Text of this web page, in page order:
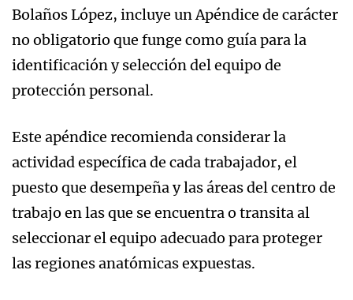
Bolaños López, incluye un Apéndice de carácter
no obligatorio que funge como guía para la
identificación y selección del equipo de
protección personal.
Este apéndice recomienda considerar la
actividad específica de cada trabajador, el
puesto que desempeña y las áreas del centro de
trabajo en las que se encuentra o transita al
seleccionar el equipo adecuado para proteger
las regiones anatómicas expuestas.